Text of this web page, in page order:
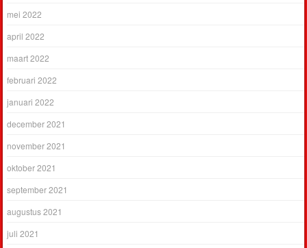
mei 2022
april 2022
maart 2022
februari 2022
januari 2022
december 2021
november 2021
oktober 2021
september 2021
augustus 2021
juli 2021